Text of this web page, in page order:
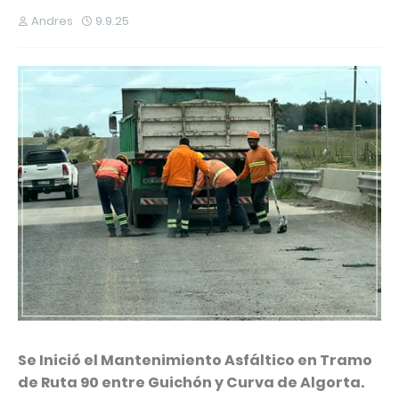
Andres 9.9.25
Se Inició el Mantenimiento Asfáltico en Tramo
de Ruta 90 entre Guichón y Curva de Algorta.